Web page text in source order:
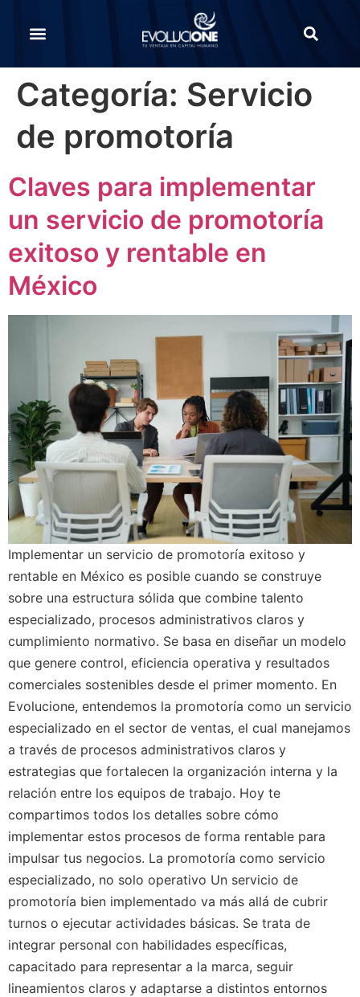
Categoría: Servicio
de promotoría
Claves para implementar
un servicio de promotoría
exitoso y rentable en
México
Implementar un servicio de promotoría exitoso y
rentable en México es posible cuando se construye
sobre una estructura sólida que combine talento
especializado, procesos administrativos claros y
cumplimiento normativo. Se basa en diseñar un modelo
que genere control, eficiencia operativa y resultados
comerciales sostenibles desde el primer momento. En
Evolucione, entendemos la promotoría como un servicio
especializado en el sector de ventas, el cual manejamos
a través de procesos administrativos claros y
estrategias que fortalecen la organización interna y la
relación entre los equipos de trabajo. Hoy te
compartimos todos los detalles sobre cómo
implementar estos procesos de forma rentable para
impulsar tus negocios. La promotoría como servicio
especializado, no solo operativo Un servicio de
promotoría bien implementado va más allá de cubrir
turnos o ejecutar actividades básicas. Se trata de
integrar personal con habilidades específicas,
capacitado para representar a la marca, seguir
lineamientos claros y adaptarse a distintos entornos